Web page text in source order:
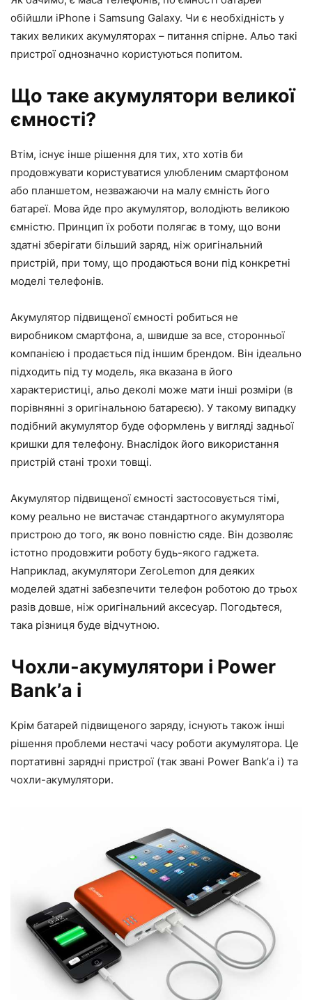
обійшли iPhone і Samsung Galaxy. Чи є необхідність у
таких великих акумуляторах – питання спірне. Альо такі
пристрої однозначно користуються попитом.
Що таке акумулятори великої
ємності?
Втім, існує інше рішення для тих, хто хотів би
продовжувати користуватися улюбленим смартфоном
або планшетом, незважаючи на малу ємність його
батареї. Мова йде про акумулятор, володіють великою
ємністю. Принцип їх роботи полягає в тому, що вони
здатні зберігати більший заряд, ніж оригінальний
пристрій, при тому, що продаються вони під конкретні
моделі телефонів.
Акумулятор підвищеної ємності робиться не
виробником смартфона, а, швидше за все, сторонньої
компанією і продається під іншим брендом. Він ідеально
підходить під ту модель, яка вказана в його
характеристиці, альо деколі може мати інші розміри (в
порівнянні з оригінальною батареєю). У такому випадку
подібний акумулятор буде оформлень у вигляді задньої
кришки для телефону. Внаслідок його використання
пристрій стані трохи товщі.
Акумулятор підвищеної ємності застосовується тімі,
кому реально не вистачає стандартного акумулятора
пристрою до того, як воно повністю сяде. Він дозволяє
істотно продовжити роботу будь-якого гаджета.
Наприклад, акумулятори ZeroLemon для деяких
моделей здатні забезпечити телефон роботою до трьох
разів довше, ніж оригінальний аксесуар. Погодьтеся,
така різниця буде відчутною.
Чохли-акумулятори і Power
Bank’а і
Крім батарей підвищеного заряду, існують також інші
рішення проблеми нестачі часу роботи акумулятора. Це
портативні зарядні пристрої (так звані Power Bank’а і) та
чохли-акумулятори.